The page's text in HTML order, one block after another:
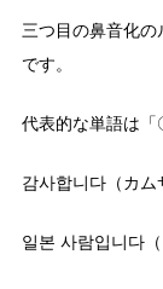
三つ目の鼻音化の
です。
代表的な単語は「
감사합니다（カ
일본 사람입니다